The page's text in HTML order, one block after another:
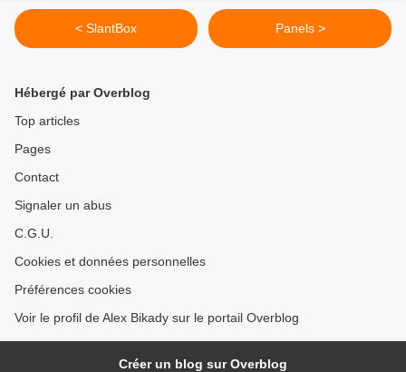
< SlantBox Panels >
Hébergé par Overblog
Top articles
Pages
Contact
Signaler un abus
C.G.U.
Cookies et données personnelles
Préférences cookies
Voir le profil de Alex Bikady sur le portail Overblog
Créer un blog sur Overblog